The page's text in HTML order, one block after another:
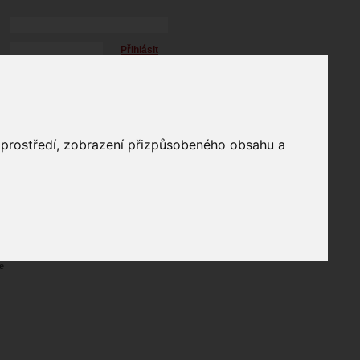
zobrazení přizpůsobeného obsahu a
Přihlásit